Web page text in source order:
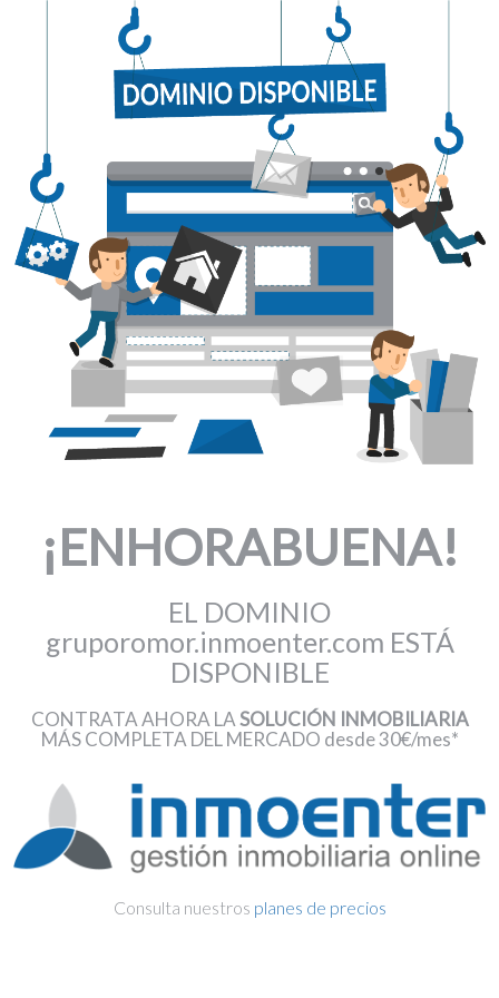
¡ENHORABUENA!
EL DOMINIO
gruporomor.inmoenter.com ESTÁ
DISPONIBLE
CONTRATA AHORA LASOLUCIÓN INMOBILIARIA
MÁS COMPLETA DEL MERCADO desde 30€/mes*
Consulta nuestros planes de precios